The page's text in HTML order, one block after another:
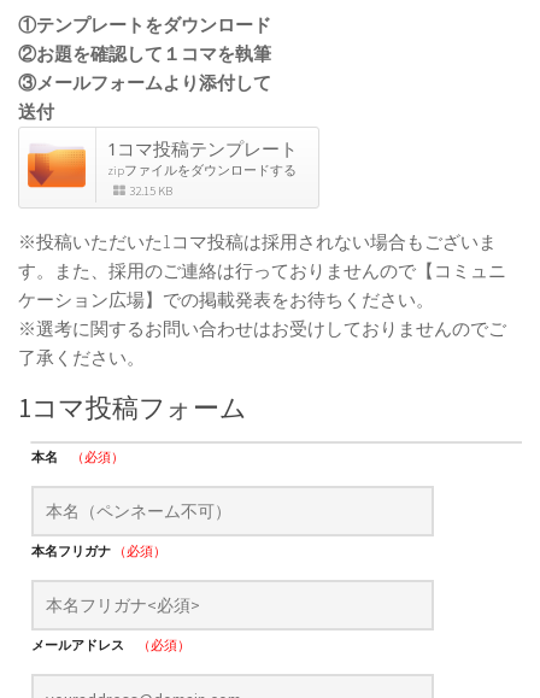
①テンプレートをダウンロード
②お題を確認して１コマを執筆
③メールフォームより添付して
送付
1コマ投稿テンプレート
zipファイルをダウンロードする
32.15 KB
※投稿いただいた1コマ投稿は採用されない場合もございま
す。また、採用のご連絡は行っておりませんので【コミュニ
ケーション広場】での掲載発表をお待ちください。
※選考に関するお問い合わせはお受けしておりませんのでご
了承ください。
1コマ投稿フォーム
本名 （必須）
本名フリガナ （必須）
メールアドレス （必須）